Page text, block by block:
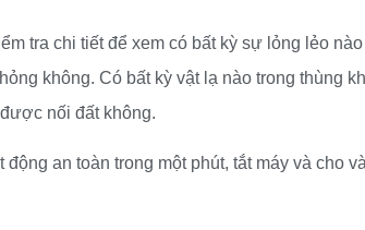
tra chi tiết để xem có bất kỳ sự lỏng lẻo
không. Có bất kỳ vật lạ nào trong thùng
nối đất không.
an toàn trong một phút, tắt máy và cho